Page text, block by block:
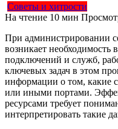
Советы и хитрости
На чтение 10 мин
При администрировании
возникает необходимость
подключений и служб,
ключевых задач в этом
информации о том, какие
или иными портами.
ресурсами требует
интерпретировать такие